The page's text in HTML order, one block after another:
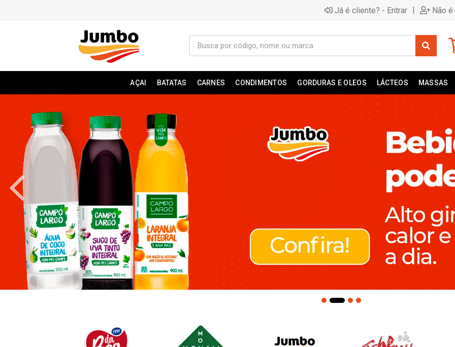
Já é cliente? - Entrar | Não
AÇAI BATATAS CARNES CONDIMENTOS GORDURAS E OLEOS LÁCTEOS MASSAS